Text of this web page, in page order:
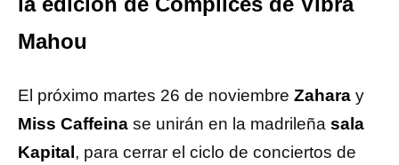
Mahou
El próximo martes 26 de noviembre Zahara y
Miss Caffeina se unirán en la madrileña sala
Kapital , para cerrar el ciclo de conciertos de